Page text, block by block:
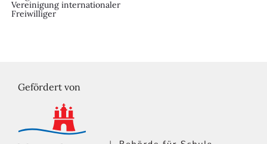
Vereinigung internationaler
Freiwilliger
Gefördert von